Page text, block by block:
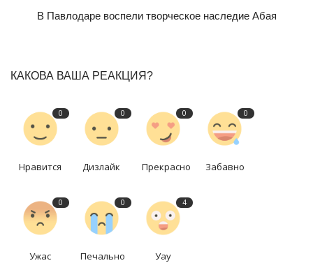
В Павлодаре воспели творческое наследие Абая
КАКОВА ВАША РЕАКЦИЯ?
0
Нравится
0
Дизлайк
0
Прекрасно
0
Забавно
0
Ужас
0
Печально
4
Уау